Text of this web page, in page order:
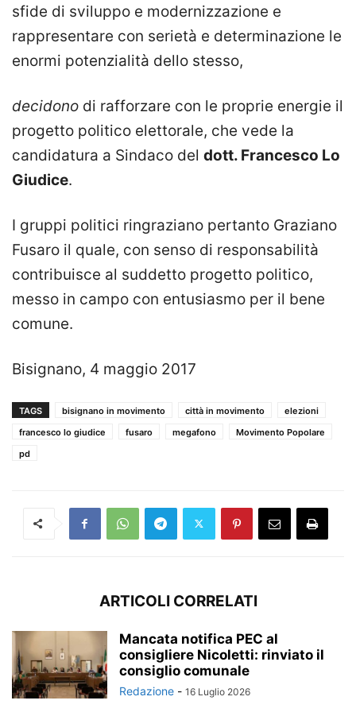
sfide di sviluppo e modernizzazione e
rappresentare con serietà e determinazione le
enormi potenzialità dello stesso,
decidono di rafforzare con le proprie energie il
progetto politico elettorale, che vede la
candidatura a Sindaco del dott. Francesco Lo
Giudice.
I gruppi politici ringraziano pertanto Graziano
Fusaro il quale, con senso di responsabilità
contribuisce al suddetto progetto politico,
messo in campo con entusiasmo per il bene
comune.
Bisignano, 4 maggio 2017
TAGS bisignano in movimento città in movimento
elezioni
francesco lo giudice
fusaro megafono
Movimento Popolare
pd
ARTICOLI CORRELATI
Mancata notifica PEC al
consigliere Nicoletti: rinviato il
consiglio comunale
Redazione - 16 Luglio 2026